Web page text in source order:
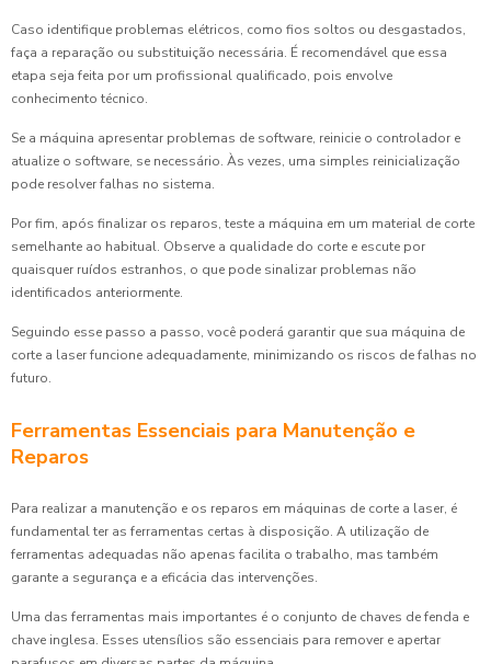
Caso identifique problemas elétricos, como fios soltos ou desgastados,
faça a reparação ou substituição necessária. É recomendável que essa
etapa seja feita por um profissional qualificado, pois envolve
conhecimento técnico.
Se a máquina apresentar problemas de software, reinicie o controlador e
atualize o software, se necessário. Às vezes, uma simples reinicialização
pode resolver falhas no sistema.
Por fim, após finalizar os reparos, teste a máquina em um material de corte
semelhante ao habitual. Observe a qualidade do corte e escute por
quaisquer ruídos estranhos, o que pode sinalizar problemas não
identificados anteriormente.
Seguindo esse passo a passo, você poderá garantir que sua máquina de
corte a laser funcione adequadamente, minimizando os riscos de falhas no
futuro.
Ferramentas Essenciais para Manutenção e
Reparos
Para realizar a manutenção e os reparos em máquinas de corte a laser, é
fundamental ter as ferramentas certas à disposição. A utilização de
ferramentas adequadas não apenas facilita o trabalho, mas também
garante a segurança e a eficácia das intervenções.
Uma das ferramentas mais importantes é o conjunto de chaves de fenda e
chave inglesa. Esses utensílios são essenciais para remover e apertar